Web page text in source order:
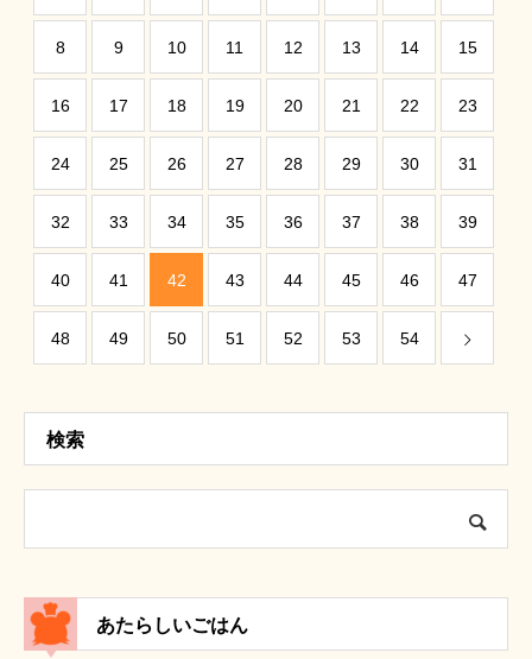
8 9 10 11 12 13 14 15
16 17 18 19 20 21 22 23
24 25 26 27 28 29 30 31
32 33 34 35 36 37 38 39
40 41 42 43 44 45 46 47
48 49 50 51 52 53 54
検索
あたらしいごはん